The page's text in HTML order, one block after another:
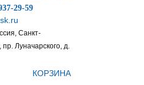
29-59
Санкт-
пр. Луначарского, д.
КОРЗИНА